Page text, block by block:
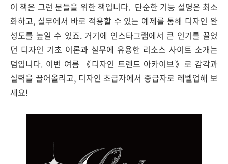
이 책은 그런 분들을 위한 책입니다. 단순한 기능 설명은 최소
화하고, 실무에서 바로 적용할 수 있는 예제를 통해 디자인 완
성도를 높일 수 있죠. 거기에 인스타그램에서 큰 인기를 끌었
던 디자인 기초 이론과 실무에 유용한 리소스 사이트 소개는
덤입니다. 이번 여름 《디자인 트렌드 아카이브》로 감각과
실력을 끌어올리고, 디자인 초급자에서 중급자로 레벨업해 보
세요!